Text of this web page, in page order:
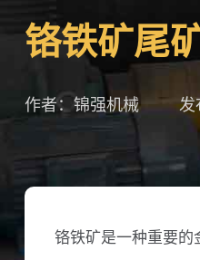
铬铁矿尾
作者：锦强机械 发
铬铁矿是一种重要的